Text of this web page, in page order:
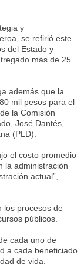
y
se refirió este
del Estado y
más de 25
además que la
mil pesos para el
la Comisión
José Dantés,
(PLD).
el costo promedio
la administración
actual”,
los procesos de
públicos.
cada uno de
a cada beneficiado
de vida.